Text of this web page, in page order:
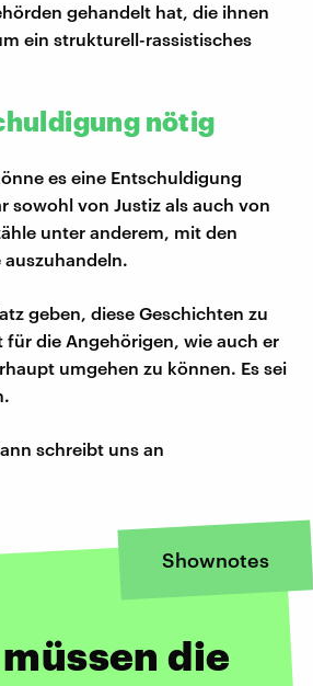
gehandelt hat, die ihnen
ein strukturell-rassistisches
nötig
es eine Entschuldigung
sowohl von Justiz als auch von
unter anderem, mit den
geben, diese Geschichten zu
für die Angehörigen, wie auch er
umgehen zu können. Es sei
schreibt uns an
Shownotes
die